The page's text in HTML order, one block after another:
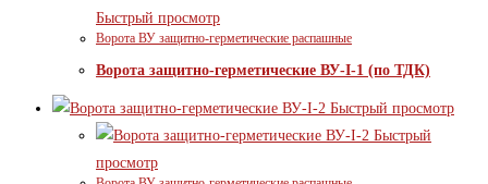
Быстрый просмотр
Ворота ВУ защитно-герметические распашные
Ворота защитно-герметические ВУ-I-1 (по ТДК)
Быстрый просмотр
Быстрый
просмотр